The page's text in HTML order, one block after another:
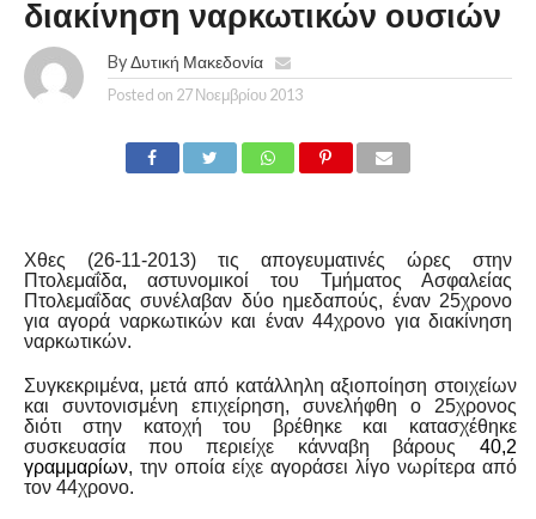
διακίνηση ναρκωτικών ουσιών
By Δυτική Μακεδονία
Posted on 27 Νοεμβρίου 2013
Χθες (26-11-2013) τις απογευματινές ώρες στην
Πτολεμαΐδα, αστυνομικοί του Τμήματος Ασφαλείας
Πτολεμαΐδας συνέλαβαν δύο ημεδαπούς, έναν 25χρονο
για αγορά ναρκωτικών και έναν 44χρονο για διακίνηση
ναρκωτικών.
Συγκεκριμένα, μετά από κατάλληλη αξιοποίηση στοιχείων
και συντονισμένη επιχείρηση, συνελήφθη ο 25χρονος
διότι στην κατοχή του βρέθηκε και κατασχέθηκε
συσκευασία που περιείχε κάνναβη βάρους 40,2
γραμμαρίων, την οποία είχε αγοράσει λίγο νωρίτερα από
τον 44χρονο.